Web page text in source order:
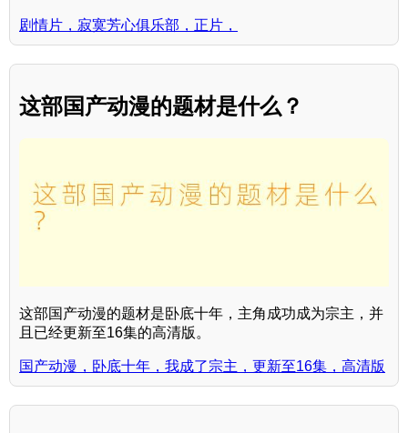
剧情片，寂寞芳心俱乐部，正片，
这部国产动漫的题材是什么？
这部国产动漫的题材是卧底十年，主角成功成为宗主，并
且已经更新至16集的高清版。
国产动漫，卧底十年，我成了宗主，更新至16集，高清版